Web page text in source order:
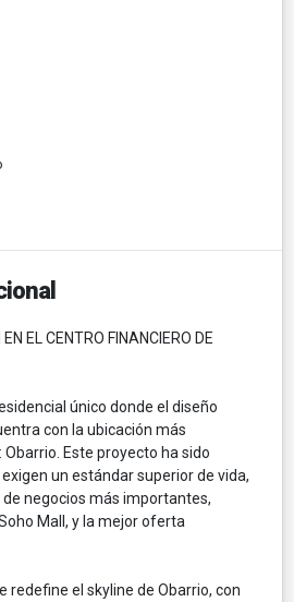
EL CENTRO FINANCIERO DE
único donde el diseño
con la ubicación más
Este proyecto ha sido
un estándar superior de vida,
negocios más importantes,
Mall, y la mejor oferta
redefine el skyline de Obarrio, con